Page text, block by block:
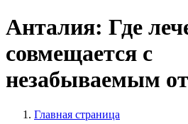
Анталия: Где
совмещается с
незабываемым
Главная страница